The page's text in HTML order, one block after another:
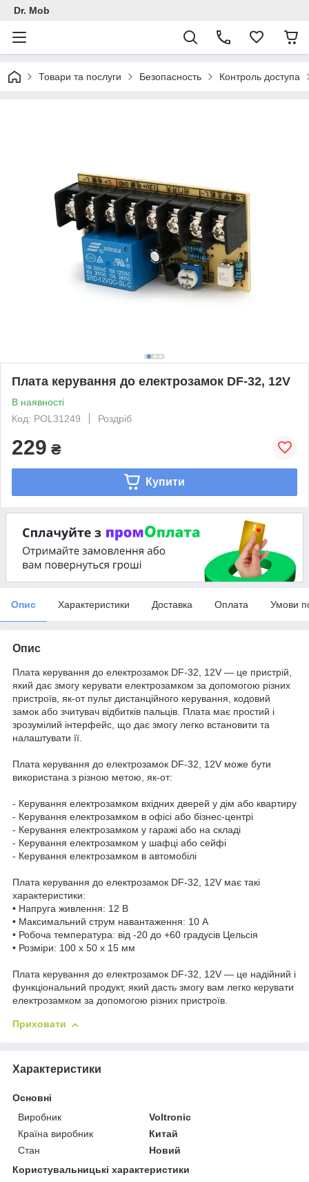
Dr. Mob
Товари та послуги Безопасность Контроль доступа
Плата керування до електрозамок DF-32, 12V
В наявності
Код: POL31249
Роздріб
229 ₴
Купити
Опис Характеристики Доставка Оплата Умови
Опис
Плата керування до електрозамок DF-32, 12V — це пристрій,
який дає змогу керувати електрозамком за допомогою різних
пристроїв, як-от пульт дистанційного керування, кодовий
замок або зчитувач відбитків пальців. Плата має простий і
зрозумілий інтерфейс, що дає змогу легко встановити та
налаштувати її.
Плата керування до електрозамок DF-32, 12V може бути
використана з різною метою, як-от:
- Керування електрозамком вхідних дверей у дім або квартиру
- Керування електрозамком в офісі або бізнес-центрі
- Керування електрозамком у гаражі або на складі
- Керування електрозамком у шафці або сейфі
- Керування електрозамком в автомобілі
Плата керування до електрозамок DF-32, 12V має такі
характеристики:
• Напруга живлення: 12 В
• Максимальний струм навантаження: 10 А
• Робоча температура: від -20 до +60 градусів Цельсія
• Розміри: 100 x 50 x 15 мм
Плата керування до електрозамок DF-32, 12V — це надійний і
функціональний продукт, який дасть змогу вам легко керувати
електрозамком за допомогою різних пристроїв.
Приховати
Характеристики
Основні
Виробник
Voltronic
Країна виробник
Китай
Стан
Новий
Користувальницькі характеристики